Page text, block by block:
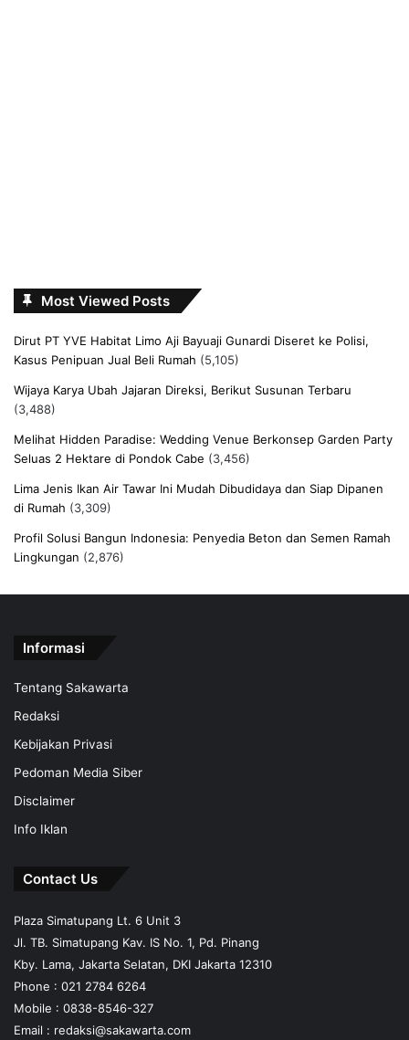
Most Viewed Posts
Dirut PT YVE Habitat Limo Aji Bayuaji Gunardi Diseret ke Polisi,
Kasus Penipuan Jual Beli Rumah (5,105)
Wijaya Karya Ubah Jajaran Direksi, Berikut Susunan Terbaru
(3,488)
Melihat Hidden Paradise: Wedding Venue Berkonsep Garden Party
Seluas 2 Hektare di Pondok Cabe (3,456)
Lima Jenis Ikan Air Tawar Ini Mudah Dibudidaya dan Siap Dipanen
di Rumah (3,309)
Profil Solusi Bangun Indonesia: Penyedia Beton dan Semen Ramah
Lingkungan (2,876)
Informasi
Tentang Sakawarta
Redaksi
Kebijakan Privasi
Pedoman Media Siber
Disclaimer
Info Iklan
Contact Us
Plaza Simatupang Lt. 6 Unit 3
Jl. TB. Simatupang Kav. IS No. 1, Pd. Pinang
Kby. Lama, Jakarta Selatan, DKI Jakarta 12310
Phone : 021 2784 6264
Mobile : 0838-8546-327
Email : redaksi@sakawarta.com